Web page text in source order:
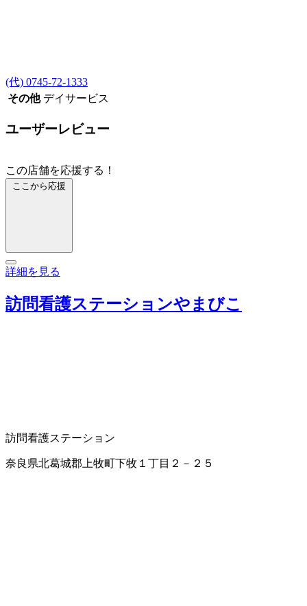
(代) 0745-72-1333
その他 デイサービス
ユーザーレビュー
この店舗を応援する！
ここから応援
詳細を見る
訪問看護ステーションやまびこ
訪問看護ステーション
奈良県北葛城郡上牧町下牧１丁目２－２５